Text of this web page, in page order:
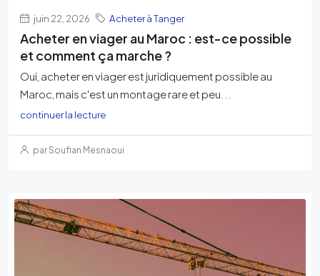
juin 22, 2026 Acheter à Tanger
Acheter en viager au Maroc : est-ce possible
et comment ça marche ?
Oui, acheter en viager est juridiquement possible au
Maroc, mais c'est un montage rare et peu...
continuer la lecture
par Soufian Mesnaoui